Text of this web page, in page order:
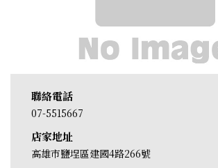
聯絡電話
07-5515667
店家地址
高雄市鹽埕區建國4路266號